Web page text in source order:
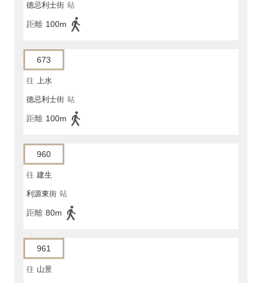
德忌利士街 站
距離 100m
673
往 上水
德忌利士街 站
距離 100m
960
往 建生
利源東街 站
距離 80m
961
往 山景